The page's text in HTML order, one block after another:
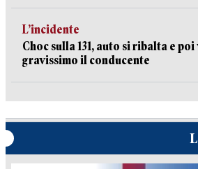
L’incidente
Choc sulla 131, auto si ribalta e
gravissimo il conducente